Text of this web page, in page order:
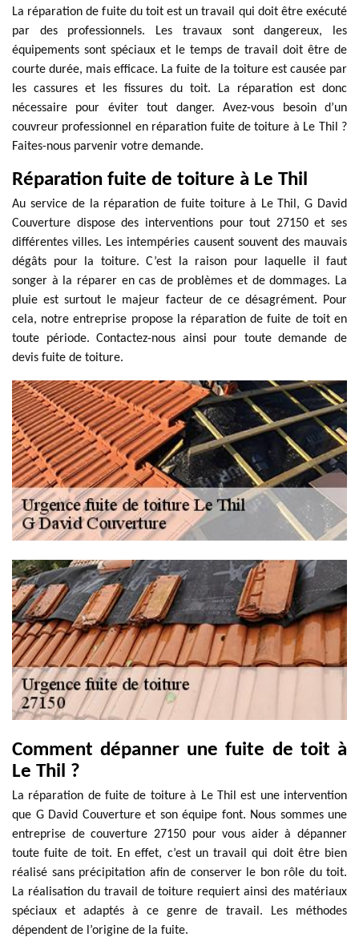
La réparation de fuite du toit est un travail qui doit être exécuté
par des professionnels. Les travaux sont dangereux, les
équipements sont spéciaux et le temps de travail doit être de
courte durée, mais efficace. La fuite de la toiture est causée par
les cassures et les fissures du toit. La réparation est donc
nécessaire pour éviter tout danger. Avez-vous besoin d’un
couvreur professionnel en réparation fuite de toiture à Le Thil ?
Faites-nous parvenir votre demande.
Réparation fuite de toiture à Le Thil
Au service de la réparation de fuite toiture à Le Thil, G David
Couverture dispose des interventions pour tout 27150 et ses
différentes villes. Les intempéries causent souvent des mauvais
dégâts pour la toiture. C’est la raison pour laquelle il faut
songer à la réparer en cas de problèmes et de dommages. La
pluie est surtout le majeur facteur de ce désagrément. Pour
cela, notre entreprise propose la réparation de fuite de toit en
toute période. Contactez-nous ainsi pour toute demande de
devis fuite de toiture.
Comment dépanner une fuite de toit à
Le Thil ?
La réparation de fuite de toiture à Le Thil est une intervention
que G David Couverture et son équipe font. Nous sommes une
entreprise de couverture 27150 pour vous aider à dépanner
toute fuite de toit. En effet, c’est un travail qui doit être bien
réalisé sans précipitation afin de conserver le bon rôle du toit.
La réalisation du travail de toiture requiert ainsi des matériaux
spéciaux et adaptés à ce genre de travail. Les méthodes
dépendent de l’origine de la fuite.